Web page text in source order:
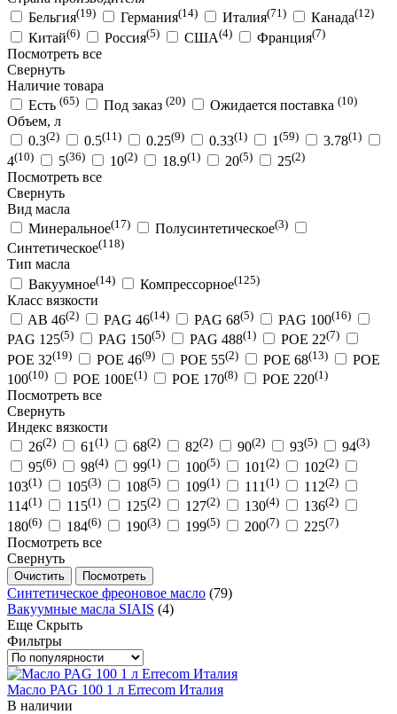
Бельгия(19) Германия(14) Италия(71) Канада(12)
Китай(6) Россия(5) США(4) Франция(7)
Посмотреть все
Свернуть
Наличие товара
Есть (65) Под заказ (20) Ожидается поставка (10)
Объем, л
0.3(2) 0.5(11) 0.25(9) 0.33(1) 1 (59) 3.78(1)
4(10) 5(36) 10(2) 18.9(1) 20(5) 25(2)
Посмотреть все
Свернуть
Вид масла
Минеральное(17) Полусинтетическое(3)
Синтетическое(118)
Тип масла
Вакуумное(14) Компрессорное(125)
Класс вязкости
AB 46(2) PAG 46(14) PAG 68(5) PAG 100(16)
PAG 125(5) PAG 150(5) PAG 488(1) POE 22(7)
POE 32(19) POE 46(9) POE 55(2) POE 68(13)
POE
100(10) POE 100E(1) POE 170(8) POE 220(1)
Посмотреть все
Свернуть
Индекс вязкости
26(2) 61 (1) 68(2) 82(2) 90(2) 93(5) 94(3)
95(6) 98(4) 99(1) 100(5) 101 (2) 102(2)
103(1) 105(3) 108(5) 109(1) 111 (1) 112(2)
114(1) 115(1) 125(2) 127(2) 130(4) 136(2)
180(6) 184(6) 190(3) 199(5) 200(7) 225(7)
Посмотреть все
Свернуть
Очистить Посмотреть
Синтетическое фреоновое масло (79)
Вакуумные масла SIAIS (4)
Еще Скрыть
Фильтры
Масло PAG 100 1 л Errecom Италия
В наличии